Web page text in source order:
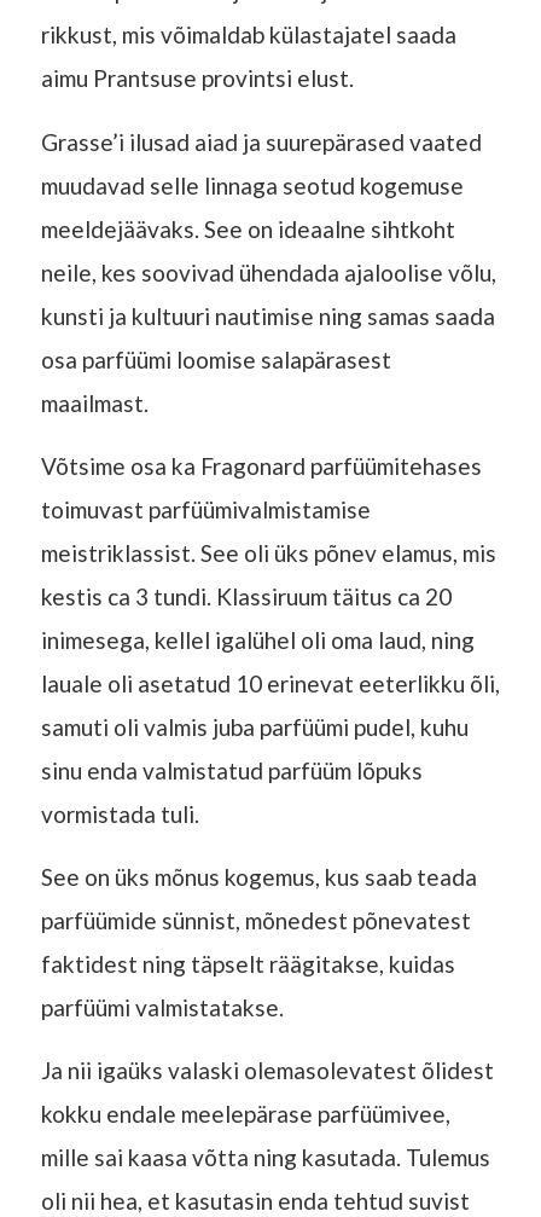
rikkust, mis võimaldab külastajatel saada
aimu Prantsuse provintsi elust.
Grasse’i ilusad aiad ja suurepärased vaated
muudavad selle linnaga seotud kogemuse
meeldejäävaks. See on ideaalne sihtkoht
neile, kes soovivad ühendada ajaloolise võlu,
kunsti ja kultuuri nautimise ning samas saada
osa parfüümi loomise salapärasest
maailmast.
Võtsime osa ka Fragonard parfüümitehases
toimuvast parfüümivalmistamise
meistriklassist. See oli üks põnev elamus, mis
kestis ca 3 tundi. Klassiruum täitus ca 20
inimesega, kellel igalühel oli oma laud, ning
lauale oli asetatud 10 erinevat eeterlikku õli,
samuti oli valmis juba parfüümi pudel, kuhu
sinu enda valmistatud parfüüm lõpuks
vormistada tuli.
See on üks mõnus kogemus, kus saab teada
parfüümide sünnist, mõnedest põnevatest
faktidest ning täpselt räägitakse, kuidas
parfüümi valmistatakse.
Ja nii igaüks valaski olemasolevatest õlidest
kokku endale meelepärase parfüümivee,
mille sai kaasa võtta ning kasutada. Tulemus
oli nii hea, et kasutasin enda tehtud suvist